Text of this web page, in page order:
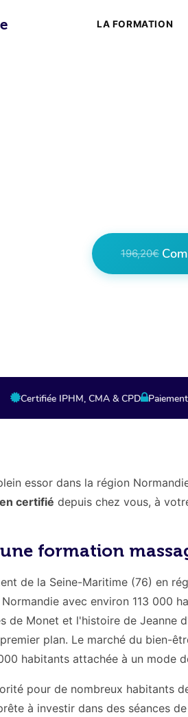
LA FORMATION
196,20€
Certifiée IPHM, CMA & CPD
essor dans la région
certifié depuis chez vous, à
formation
de la Seine-Maritime (76) en
avec environ 113 000
de Monet et l'histoire de Jeanne
plan. Le marché du bien-
habitants attachée à un mode
pour de nombreux habitants
à investir dans des séances